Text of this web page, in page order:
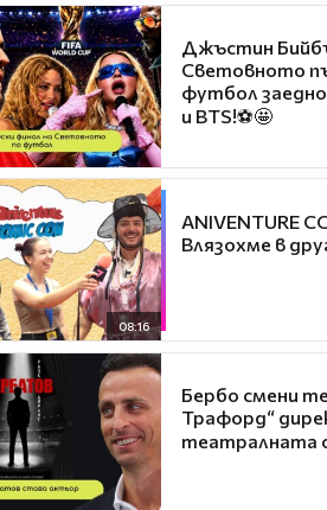
Джъстин
Световното
футбол
и BTS!⚽🤩
08:16
ANIVENTURE
Влязохме в
Бербо смени
Трафорд“
театралната